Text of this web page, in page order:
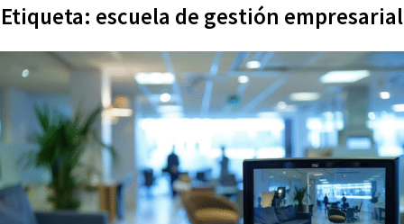
Etiqueta: escuela de gestión empresarial